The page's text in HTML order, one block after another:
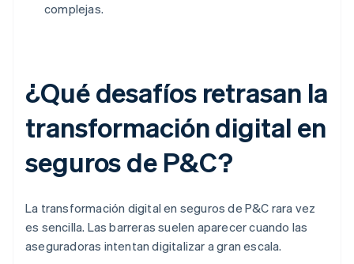
complejas.
¿Qué desafíos retrasan la
transformación digital en
seguros de P&C?
La transformación digital en seguros de P&C rara vez
es sencilla. Las barreras suelen aparecer cuando las
aseguradoras intentan digitalizar a gran escala.